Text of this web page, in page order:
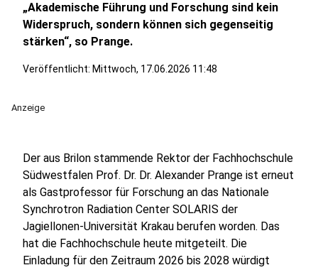
„Akademische Führung und Forschung sind kein
Widerspruch, sondern können sich gegenseitig
stärken“, so Prange.
Veröffentlicht: Mittwoch, 17.06.2026 11:48
Anzeige
Der aus Brilon stammende Rektor der Fachhochschule
Südwestfalen Prof. Dr. Dr. Alexander Prange ist erneut
als Gastprofessor für Forschung an das Nationale
Synchrotron Radiation Center SOLARIS der
Jagiellonen-Universität Krakau berufen worden. Das
hat die Fachhochschule heute mitgeteilt. Die
Einladung für den Zeitraum 2026 bis 2028 würdigt